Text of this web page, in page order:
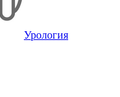
Урология